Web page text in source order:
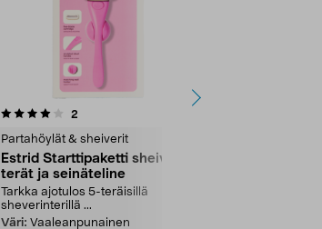
2
Partahöylät & sheiverit
Estrid Starttipaketti sheiveri,
terät ja seinäteline
Tarkka ajotulos 5-teräisillä
sheverinterillä ...
Väri: Vaaleanpunainen
4.0 viidestä